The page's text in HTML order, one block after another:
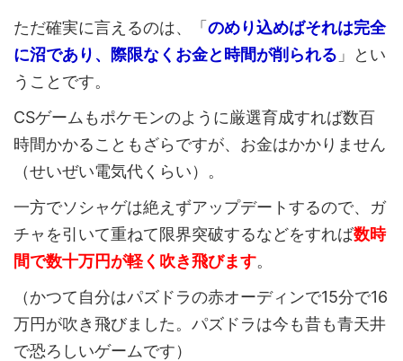
ただ確実に言えるのは、「のめり込めばそれは完全
に沼であり、際限なくお金と時間が削られる 」とい
うことです。
CSゲームもポケモンのように厳選育成すれば数百
時間かかることもざらですが、お金はかかりません
（せいぜい電気代くらい）。
一方でソシャゲは絶えずアップデートするので、ガ
チャを引いて重ねて限界突破するなどをすれば数時
間で数十万円が軽く吹き飛びます。
（かつて自分はパズドラの赤オーディンで15分で16
万円が吹き飛びました。パズドラは今も昔も青天井
で恐ろしいゲームです）